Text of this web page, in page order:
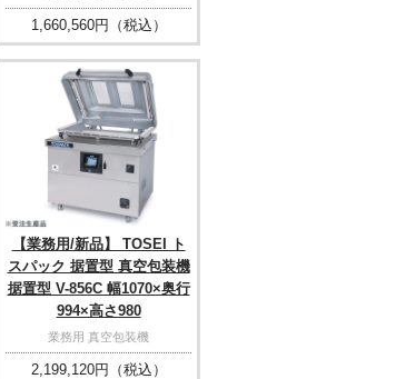
1,660,560円（税込）
【業務用/新品】 TOSEI ト
スパック 据置型 真空包装機
据置型 V-856C 幅1070×奥行
994×高さ980
業務用 真空包装機
2,199,120円（税込）